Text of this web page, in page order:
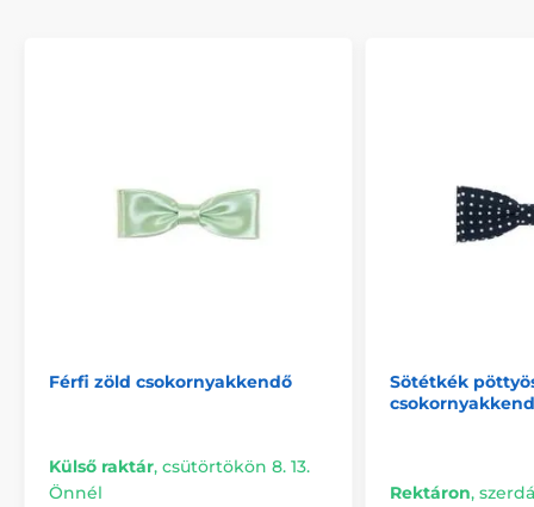
Férfi zöld csokornyakkendő
Külső raktár, csütörtökön 8. 13.
Önnél
Sötétkék
Rektáron,